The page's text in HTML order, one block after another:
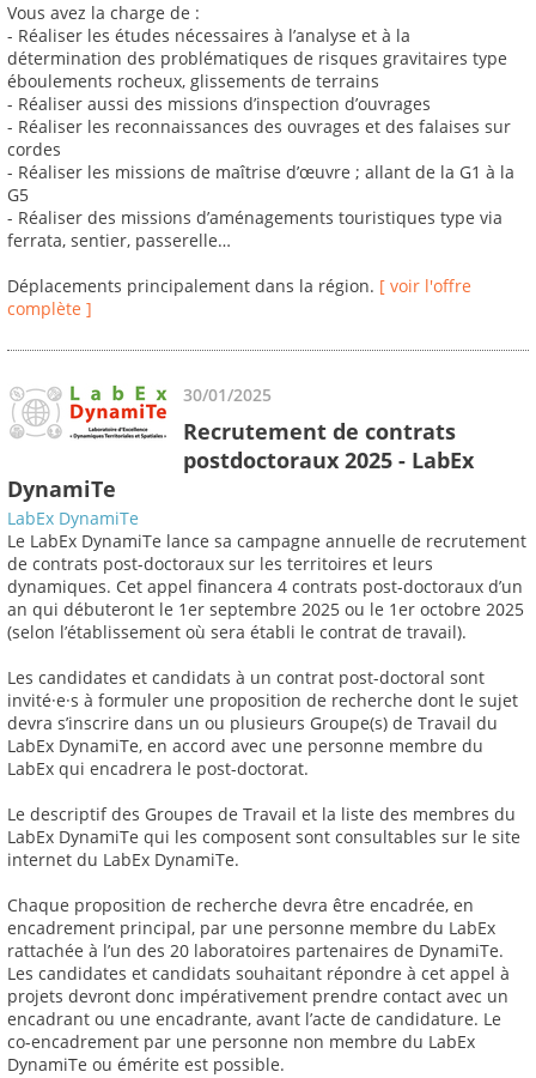
Vous avez la charge de :
- Réaliser les études nécessaires à l’analyse et à la
détermination des problématiques de risques gravitaires type
éboulements rocheux, glissements de terrains
- Réaliser aussi des missions d’inspection d’ouvrages
- Réaliser les reconnaissances des ouvrages et des falaises sur
cordes
- Réaliser les missions de maîtrise d’œuvre ; allant de la G1 à la
G5
- Réaliser des missions d’aménagements touristiques type via
ferrata, sentier, passerelle…
Déplacements principalement dans la région. [ voir l'offre
complète ]
30/01/2025
Recrutement de contrats
postdoctoraux 2025 - LabEx
DynamiTe
LabEx DynamiTe
Le LabEx DynamiTe lance sa campagne annuelle de recrutement
de contrats post-doctoraux sur les territoires et leurs
dynamiques. Cet appel financera 4 contrats post-doctoraux d’un
an qui débuteront le 1er septembre 2025 ou le 1er octobre 2025
(selon l’établissement où sera établi le contrat de travail).
Les candidates et candidats à un contrat post-doctoral sont
invité·e·s à formuler une proposition de recherche dont le sujet
devra s’inscrire dans un ou plusieurs Groupe(s) de Travail du
LabEx DynamiTe, en accord avec une personne membre du
LabEx qui encadrera le post-doctorat.
Le descriptif des Groupes de Travail et la liste des membres du
LabEx DynamiTe qui les composent sont consultables sur le site
internet du LabEx DynamiTe.
Chaque proposition de recherche devra être encadrée, en
encadrement principal, par une personne membre du LabEx
rattachée à l’un des 20 laboratoires partenaires de DynamiTe.
Les candidates et candidats souhaitant répondre à cet appel à
projets devront donc impérativement prendre contact avec un
encadrant ou une encadrante, avant l’acte de candidature. Le
co-encadrement par une personne non membre du LabEx
DynamiTe ou émérite est possible.